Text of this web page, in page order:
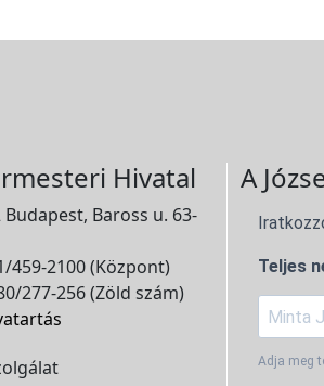
Hivatal
Budapest, Baross u. 63-
459-2100 (Központ)
277-256 (Zöld szám)
A
Teljes
Adja meg